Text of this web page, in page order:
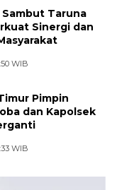
Taruna
Sinergi dan
WIB
Pimpin
dan Kapolsek
WIB